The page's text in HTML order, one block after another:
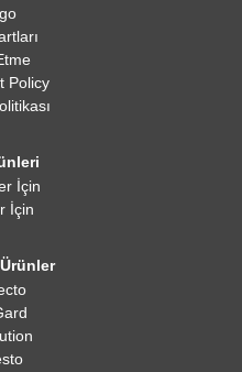
Policy
İçin
İçin